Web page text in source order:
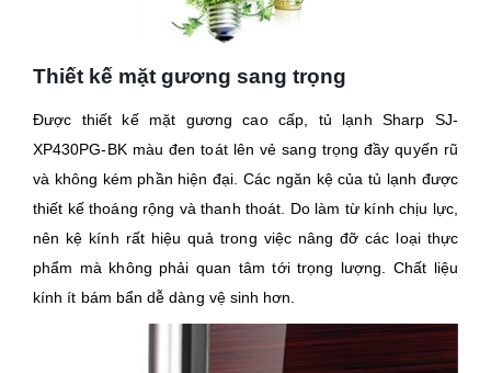
Thiết kế mặt gương sang trọng
Được thiết kế mặt gương cao cấp, tủ lạnh Sharp SJ-
XP430PG-BK màu đen toát lên vẻ sang trọng đầy quyến rũ
và không kém phần hiện đại. Các ngăn kệ của tủ lạnh được
thiết kế thoáng rộng và thanh thoát. Do làm từ kính chịu lực,
nên kệ kính rất hiệu quả trong việc nâng đỡ các loại thực
phẩm mà không phải quan tâm tới trọng lượng. Chất liệu
kính ít bám bẩn dễ dàng vệ sinh hơn.